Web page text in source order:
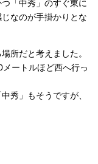
「中秀」のすぐ東に
なのが手掛かりとな
所だと考えました。
ートルほど西へ行っ
秀」もそうですが、